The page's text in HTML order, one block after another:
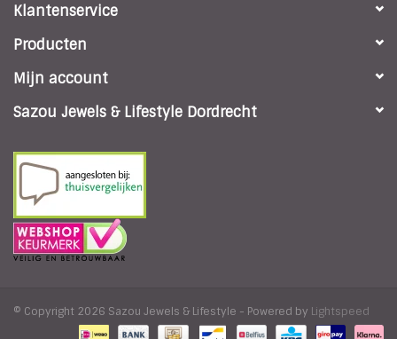
Klantenservice
Producten
Mijn account
Sazou Jewels & Lifestyle Dordrecht
© Copyright 2026 Sazou Jewels & Lifestyle - Powered by Lightspeed